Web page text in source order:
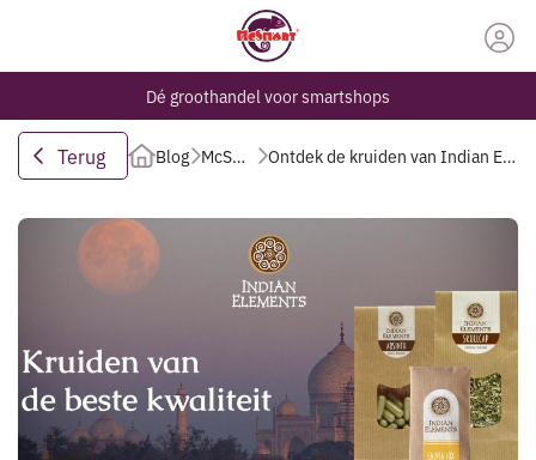
Dé groothandel voor smartshops
Terug Blog McSmart Ontdek de kruiden van Indian Elements